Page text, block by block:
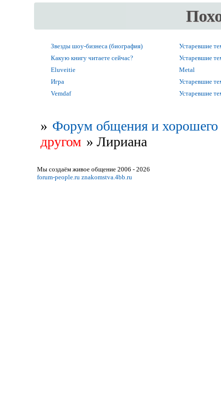
Звезды шоу-бизнеса (биография)
Устаревшие
Какую книгу читаете сейчас?
Устаревшие
Eluveitie
Metal
Игра
Устаревшие
Vemdaf
Устаревшие
» Форум общения и хорошего
другом » Лириана
Мы создаём живое общение 2006 - 2026
forum-people.ru znakomstva.4bb.ru